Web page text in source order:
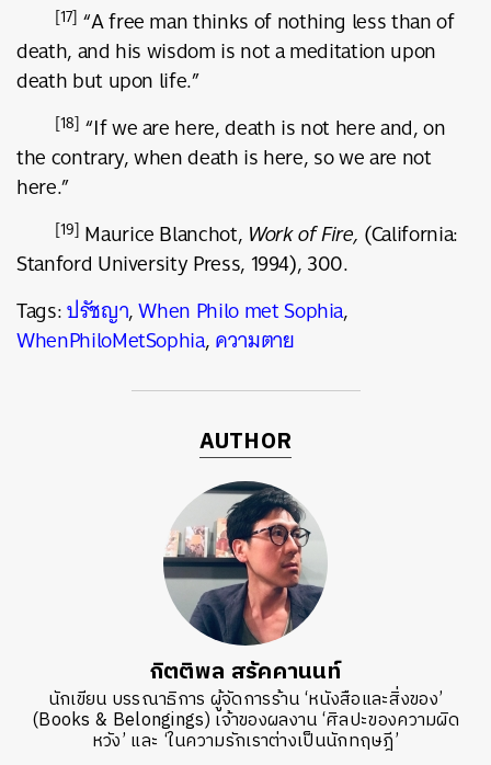
[17] “A free man thinks of nothing less than of
death, and his wisdom is not a meditation upon
death but upon life.”
[18] “If we are here, death is not here and, on
the contrary, when death is here, so we are not
here.”
[19] Maurice Blanchot, Work of Fire, (California:
Stanford University Press, 1994), 300.
Tags:ปรัชญา,When Philo met Sophia,
WhenPhiloMetSophia,ความตาย
AUTHOR
กิตติพล สรัคคานนท์
นักเขียน บรรณาธิการ ผู้จัดการร้าน ‘หนังสือและสิ่งของ’
(Books & Belongings) เจ้าของผลงาน ‘ศิลปะของความผิด
หวัง’ และ ‘ในความรักเราต่างเป็นนักทฤษฎี’